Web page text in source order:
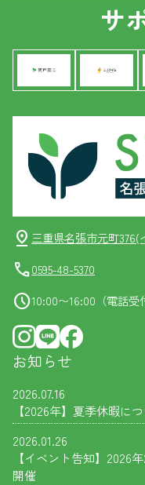
サ
pin_drop 三重県名張市元町
call0595-48-5370
schedule10:00〜16:00（電話受
お知らせ
2026.07.16
【2026年】夏季休暇に
2026.01.26
【イベント告知】2026
開催